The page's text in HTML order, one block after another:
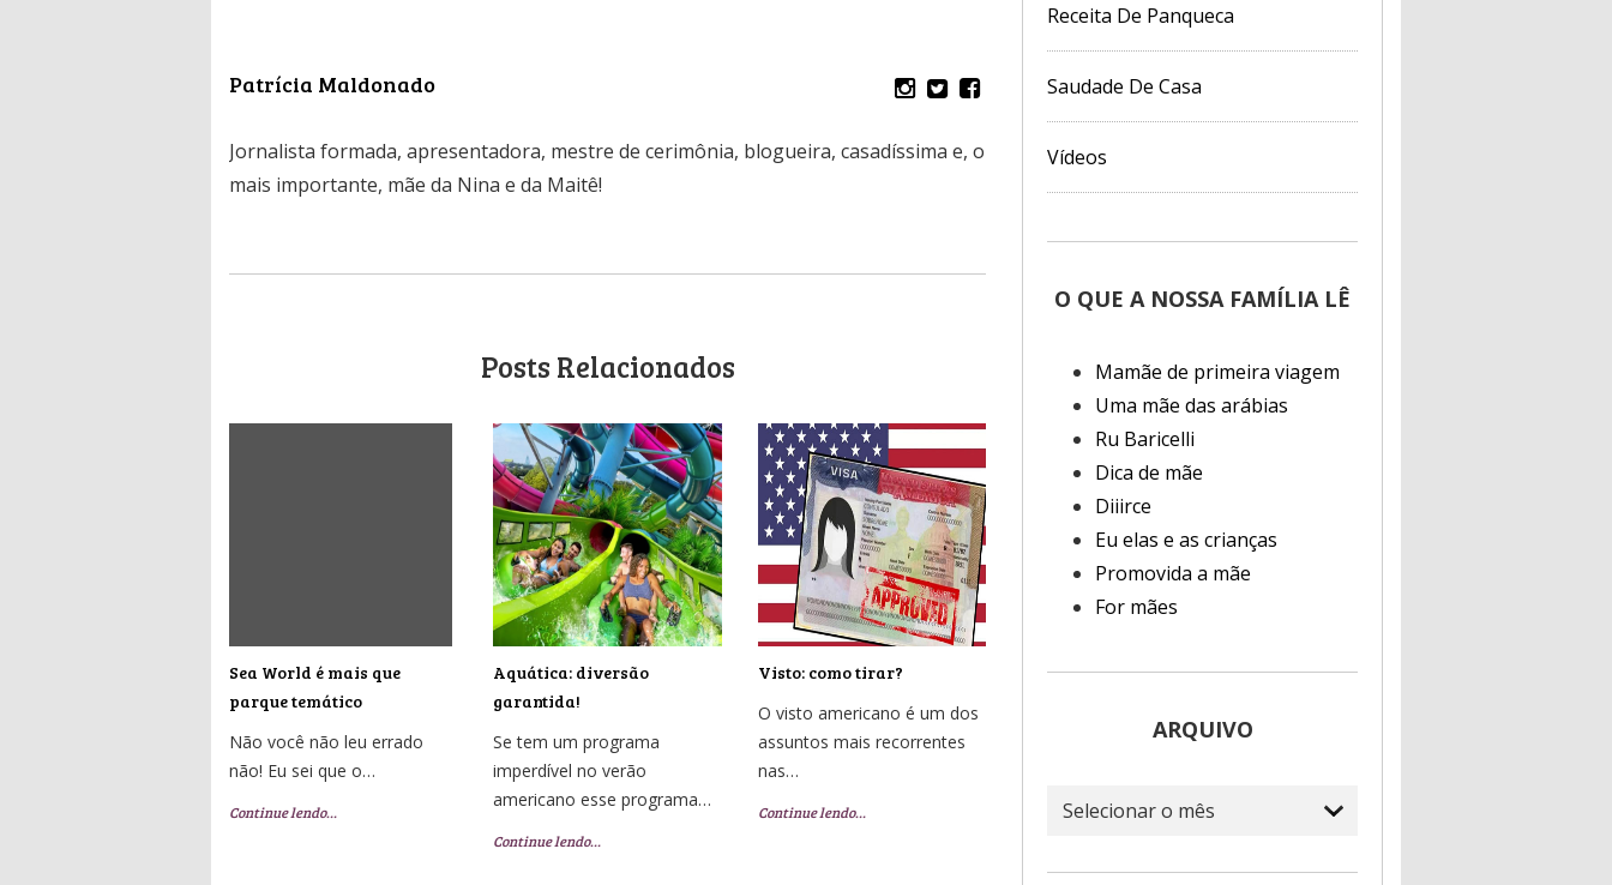
Patrícia Maldonado
Jornalista formada, apresentadora, mestre de cerimônia, blogueira, casadíssima e, o
mais importante, mãe da Nina e da Maitê!
Posts Relacionados
Sea World é mais que
parque temático
Não você não leu errado
não! Eu sei que o…
Continue lendo…
Aquática: diversão
garantida!
Se tem um programa
imperdível no verão
americano esse programa…
Continue lendo…
Visto: como tirar?
O visto americano é um dos
assuntos mais recorrentes
nas…
Continue lendo…
Receita De Panqueca
Saudade De Casa
Vídeos
O QUE A NOSSA FAMÍLIA LÊ
Mamãe de primeira viagem
Uma mãe das arábias
Ru Baricelli
Dica de mãe
Diiirce
Eu elas e as crianças
Promovida a mãe
For mães
ARQUIVO
Arquivo